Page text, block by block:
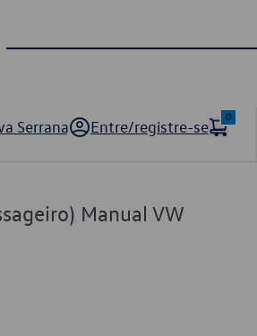
Serrana Entre/registre-se
0
Manual VW